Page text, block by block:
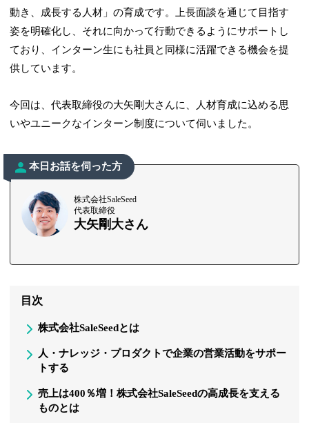
動き、成長する人材」の育成です。上長面談を通じて目指す
姿を明確化し、それに向かって行動できるようにサポートし
ており、インターン生にも社員と同様に活躍できる機会を提
供しています。
今回は、代表取締役の大矢剛大さんに、人材育成に込める思
いやユニークなインターン制度について伺いました。
本日お話を伺った方
株式会社SaleSeed
代表取締役
大矢剛大さん
目次
株式会社SaleSeedとは
人・ナレッジ・プロダクトで企業の営業活動をサポー
トする
売上は400％増！株式会社SaleSeedの高成長を支える
ものとは